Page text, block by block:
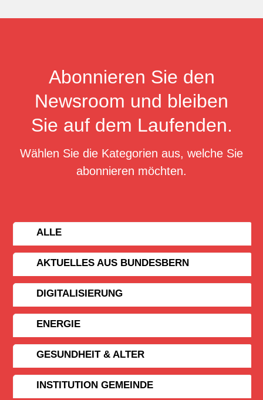
Abonnieren Sie den
Newsroom und bleiben
Sie auf dem Laufenden.
Wählen Sie die Kategorien aus, welche Sie
abonnieren möchten.
ALLE
AKTUELLES AUS BUNDESBERN
DIGITALISIERUNG
ENERGIE
GESUNDHEIT & ALTER
INSTITUTION GEMEINDE